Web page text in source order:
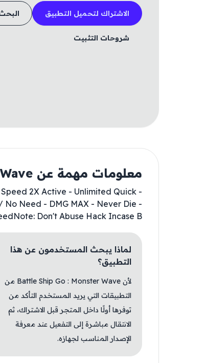
الاشتراك لتحميل التطبيق
شروحات التثبيت
معلومات مهمة عن Battle Ship Go : Monster Wave
2X Active - Unlimited Quick
Need - DMG MAX - Never Die -
Don't Abuse Hack Incase B...
لماذا يبحث المستخدمون عن هذا
التطبيق؟
لأن Battle Ship Go : Monster Wave من
التطبيقات التي يريد المستخدم التأكد من
توفرها أولًا داخل المتجر قبل الاشتراك، ثم
الانتقال مباشرة إلى التفعيل عند معرفة
الإصدار المناسب لجهازه.